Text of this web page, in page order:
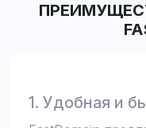
1. Удобная и